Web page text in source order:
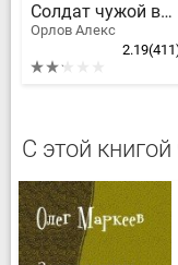
Солдат чужой войны
Орлов Алекс
2.19
С этой